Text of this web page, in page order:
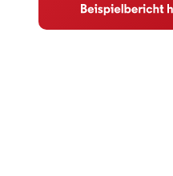
Trends und Einblicke